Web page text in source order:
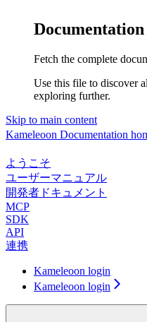
Fetch the complete
Use this file to discover
exploring further.
Skip to main content
Kameleoon Documentation
ようこそ
ユーザーマニュアル
開発者ドキュメント
MCP
SDK
API
連携
Kameleoon login
Kameleoon login